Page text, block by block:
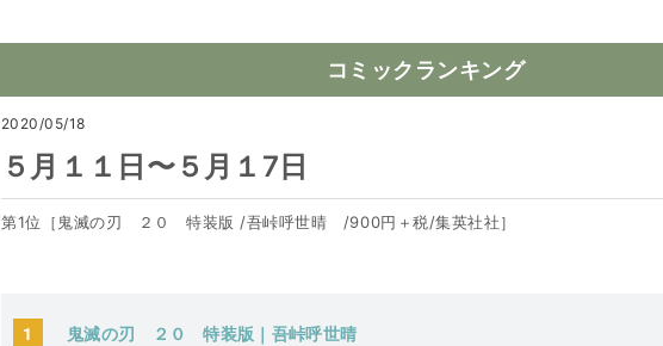
コミックランキング
2020/05/18
５月１１日〜５月１7日
第1位［鬼滅の刃 ２０ 特装版 /吾峠呼世晴 /900円＋税/集英社社］
1 鬼滅の刃 ２０ 特装版｜吾峠呼世晴